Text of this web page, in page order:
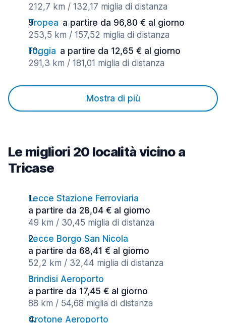
212,7 km / 132,17 miglia di distanza
Tropea a partire da 96,80 € al giorno
253,5 km / 157,52 miglia di distanza
Foggia a partire da 12,65 € al giorno
291,3 km / 181,01 miglia di distanza
Mostra di più
Le migliori 20 località vicino a
Tricase
Lecce Stazione Ferroviaria
a partire da 28,04 € al giorno
49 km / 30,45 miglia di distanza
Lecce Borgo San Nicola
a partire da 68,41 € al giorno
52,2 km / 32,44 miglia di distanza
Brindisi Aeroporto
a partire da 17,45 € al giorno
88 km / 54,68 miglia di distanza
Crotone Aeroporto